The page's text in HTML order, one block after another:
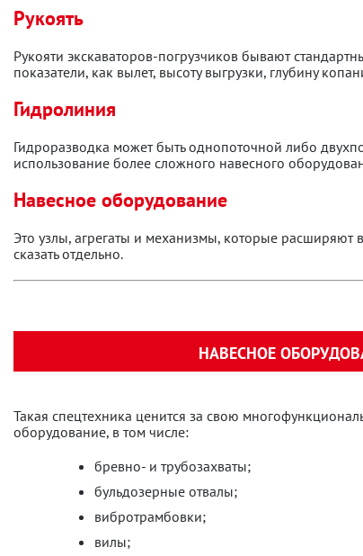
Рукоять
Рукояти экскаваторов-погрузчиков бывают
показатели, как вылет, высоту выгрузки, глубину
Гидролиния
Гидроразводка может быть однопоточной либо
использование более сложного навесного
Навесное оборудование
Это узлы, агрегаты и механизмы, которые расширяют
сказать отдельно.
НАВЕСНОЕ
Такая спецтехника ценится за свою
оборудование, в том числе:
бревно- и трубозахваты;
бульдозерные отвалы;
вибротрамбовки;
вилы;